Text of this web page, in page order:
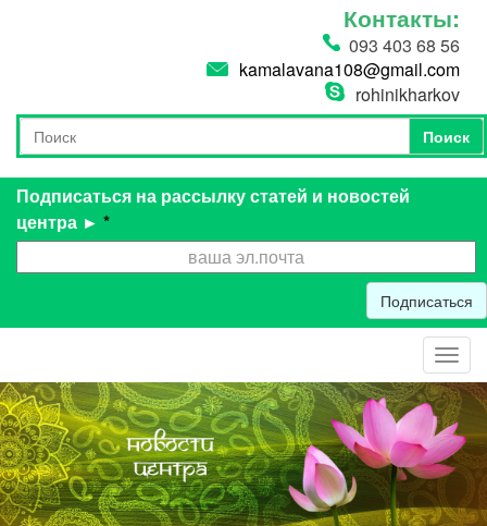
Контакты:
093 403 68 56
kamalavana108@gmail.com
rohinikharkov
Форма поиска
Поиск
Поиск
Подписаться на рассылку статей и новостей
центра ► *
Подписаться